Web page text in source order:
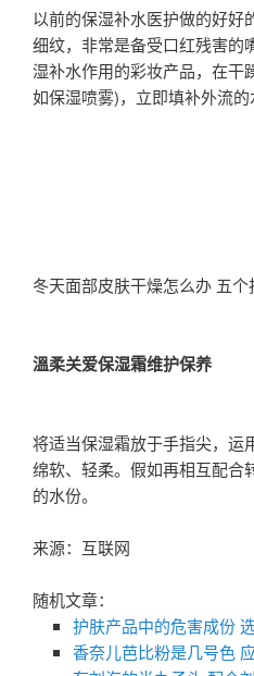
以前的保湿补水医护做的好好
细纹，非常是备受口红残害的
湿补水作用的彩妆产品，在干
如保湿喷雾)，立即填补外流的
冬天面部皮肤干燥怎么办 五
溫柔关爱保湿霜维护保养
将适当保湿霜放于手指尖，运
绵软、轻柔。假如再相互配合
的水份。
来源：互联网
随机文章：
护肤产品中的危害成份
香奈儿芭比粉是几号色